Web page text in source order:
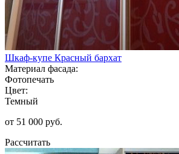
Шкаф-купе Красный бархат
Материал фасада:
Фотопечать
Цвет:
Темный
от 51 000 руб.
Рассчитать